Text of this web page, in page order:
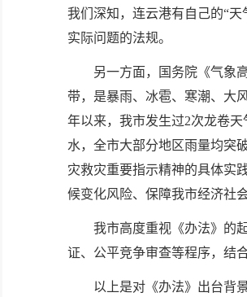
我们深知，连云港有自己的“
实际问题的法规。
另一方面，国务院《气象
带，是暴雨、冰雹、寒潮、大
年以来，我市发生过2次龙卷
水，全市大部分地区雨量均突
灾救灾重要指示精神的具体实
候变化风险、保障我市经济社
我市高度重视《办法》的
证、公平竞争审查等程序，结
以上是对《办法》出台背